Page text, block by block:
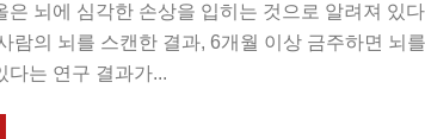
은 뇌에 심각한 손상을 입히는 것으로 알려져 있
람의 뇌를 스캔한 결과, 6개월 이상 금주하면 뇌를
다는 연구 결과가...